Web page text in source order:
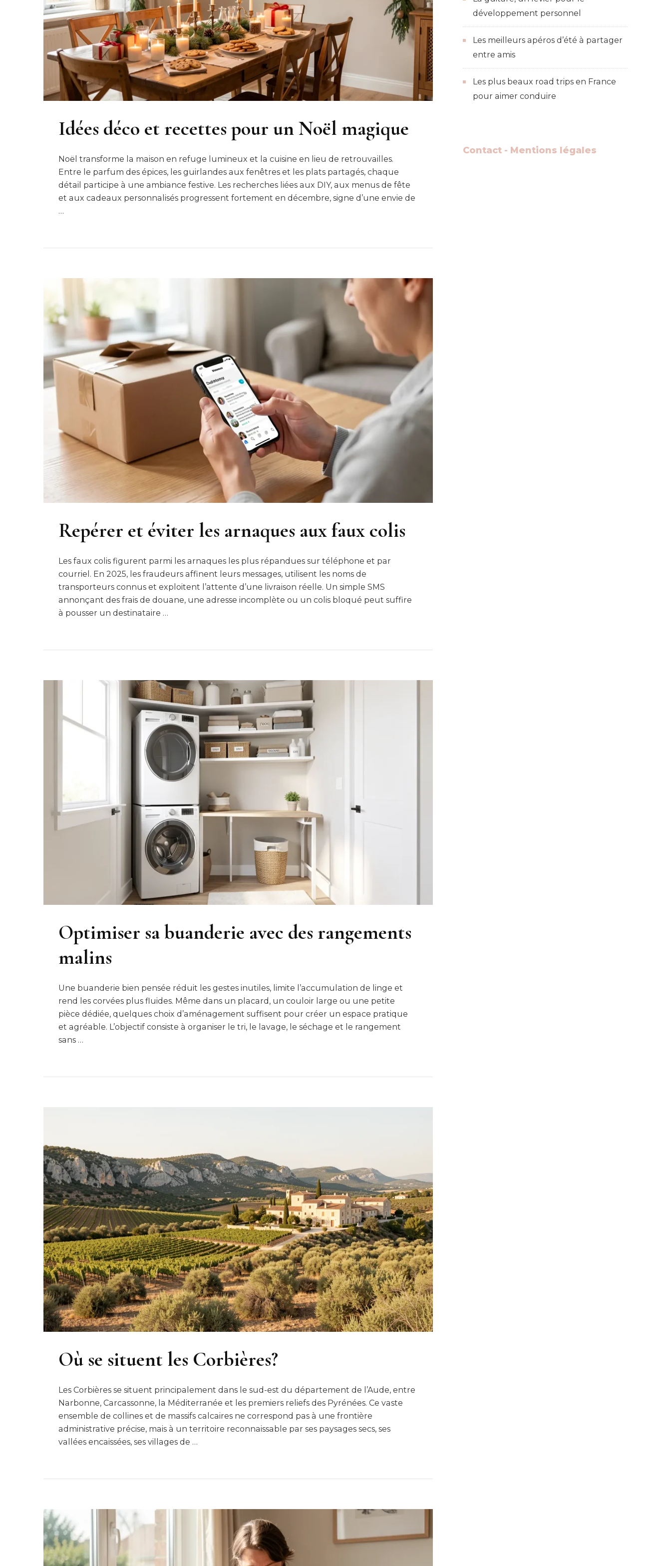
Idées déco et recettes pour un Noël magique
Noël transforme la maison en refuge lumineux et la cuisine en lieu de retrouvailles.
Entre le parfum des épices, les guirlandes aux fenêtres et les plats partagés, chaque
détail participe à une ambiance festive. Les recherches liées aux DIY, aux menus de fête
et aux cadeaux personnalisés progressent fortement en décembre, signe d’une envie de
…
Repérer et éviter les arnaques aux faux colis
Les faux colis figurent parmi les arnaques les plus répandues sur téléphone et par
courriel. En 2025, les fraudeurs affinent leurs messages, utilisent les noms de
transporteurs connus et exploitent l’attente d’une livraison réelle. Un simple SMS
annonçant des frais de douane, une adresse incomplète ou un colis bloqué peut suffire
à pousser un destinataire …
Optimiser sa buanderie avec des rangements
malins
Une buanderie bien pensée réduit les gestes inutiles, limite l’accumulation de linge et
rend les corvées plus fluides. Même dans un placard, un couloir large ou une petite
pièce dédiée, quelques choix d’aménagement suffisent pour créer un espace pratique
et agréable. L’objectif consiste à organiser le tri, le lavage, le séchage et le rangement
sans …
Où se situent les Corbières?
Les Corbières se situent principalement dans le sud-est du département de l’Aude, entre
Narbonne, Carcassonne, la Méditerranée et les premiers reliefs des Pyrénées. Ce vaste
ensemble de collines et de massifs calcaires ne correspond pas à une frontière
administrative précise, mais à un territoire reconnaissable par ses paysages secs, ses
vallées encaissées, ses villages de …
développement personnel
Les meilleurs apéros d’été à partager
entre amis
Les plus beaux road trips en France
pour aimer conduire
Contact - Mentions légales